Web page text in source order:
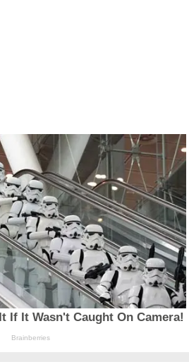
If It Wasn't Caught On Camera!
Brainberries